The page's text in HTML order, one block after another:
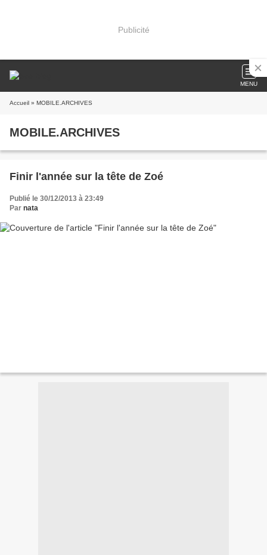
Publicité
MENU
Accueil » MOBILE.ARCHIVES
MOBILE.ARCHIVES
Finir l'année sur la tête de Zoé
Publié le 30/12/2013 à 23:49
Par nata